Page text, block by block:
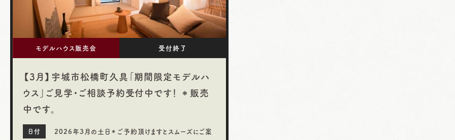
モデルハウス販売会 受付終了
【3月】宇城市松橋町久具「期間限定モデルハ
ウス」ご見学・ご相談予約受付中です！ ＊販売
中です。
2026年3月の土日＊ご予約頂けますとスムーズにご案